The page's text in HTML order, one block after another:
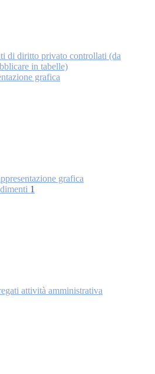
di diritto privato controllati (da
in tabelle)
grafica
grafica
1
attività amministrativa